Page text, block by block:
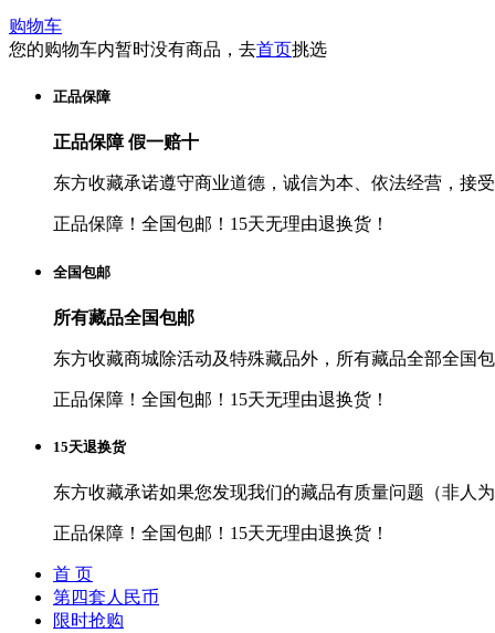
购物车
您的购物车内暂时没有商品，去首页挑选
正品保障
正品保障 假一赔十
东方收藏承诺遵守商业道德，诚信为本、依法经营，接
正品保障！全国包邮！15天无理由退换货！
全国包邮
所有藏品全国包邮
东方收藏商城除活动及特殊藏品外，所有藏品全部全国
正品保障！全国包邮！15天无理由退换货！
15天退换货
东方收藏承诺如果您发现我们的藏品有质量问题（非人
正品保障！全国包邮！15天无理由退换货！
首 页
第四套人民币
限时抢购